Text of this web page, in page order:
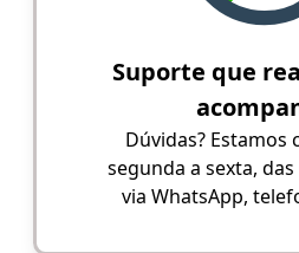
Suporte que
Dúvidas? Estamos
segunda a sexta, das
via WhatsApp,